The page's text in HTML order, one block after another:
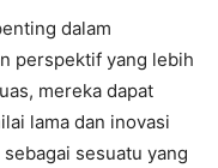
dalam
perspektif yang lebih
mereka dapat
lama dan inovasi
sesuatu yang